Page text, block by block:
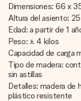
Dimensiones: 66 x
Altura del asiento:
Edad: a partir de 1
Peso: ± 4 kilos
Capacidad de carga
Tipo de madera:
sin astillas
Detalles: madera de
plástico resistente